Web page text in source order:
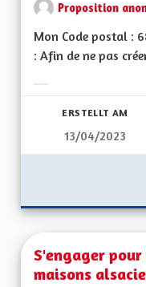
Proposition
Mon Code postal :
: Afin de ne pas
ERSTELLT AM
13/04/2023
S'engager
maisons